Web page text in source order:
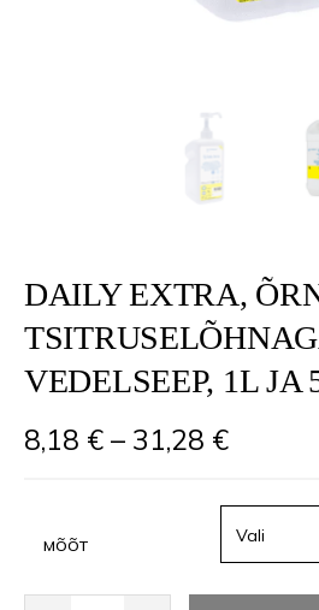
DAILY EXTRA,
VEDELSEEP, 1L JA
8,18 € – 31,28 €
MÕÕT